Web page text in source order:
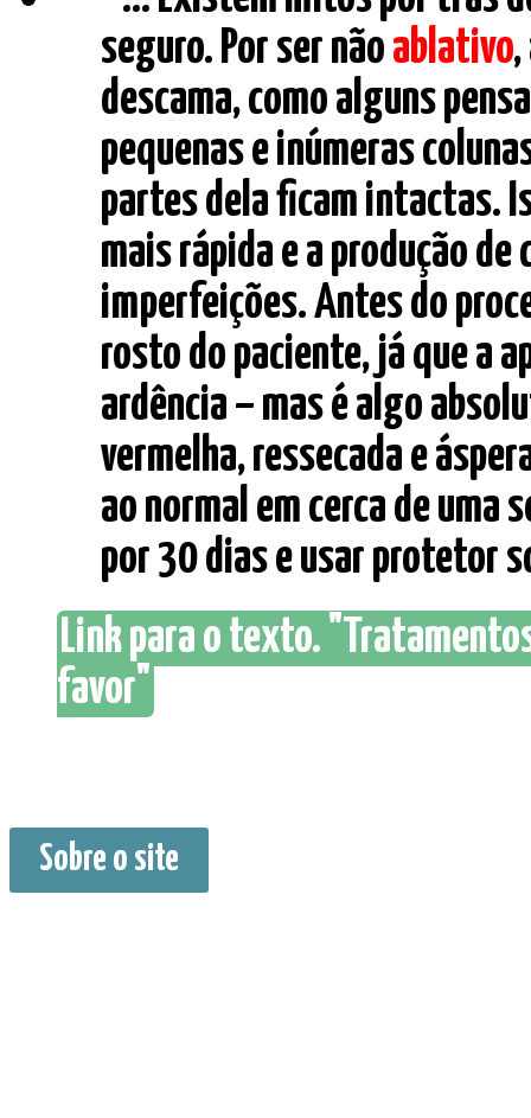
seguro. Por ser nãoablativo
descama, como alguns
pequenas e inúmeras
partes dela ficam intactas.
mais rápida e a produção de
imperfeições. Antes do
rosto do paciente, já que a
ardência – mas é algo
vermelha, ressecada e
ao normal em cerca de uma
por 30 dias e usar protetor
Link para o texto.
favor"
Sobre o site